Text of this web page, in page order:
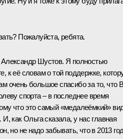
Пожалуйста, ребята.
Шустов. Я полностью
к её словам о той поддержке,
очень большое спасибо за то, что
спорта – в последнее время
что это самый «медалеёмкий»
как Ольга сказала, у нас главная
но не надо забывать, что в 2013